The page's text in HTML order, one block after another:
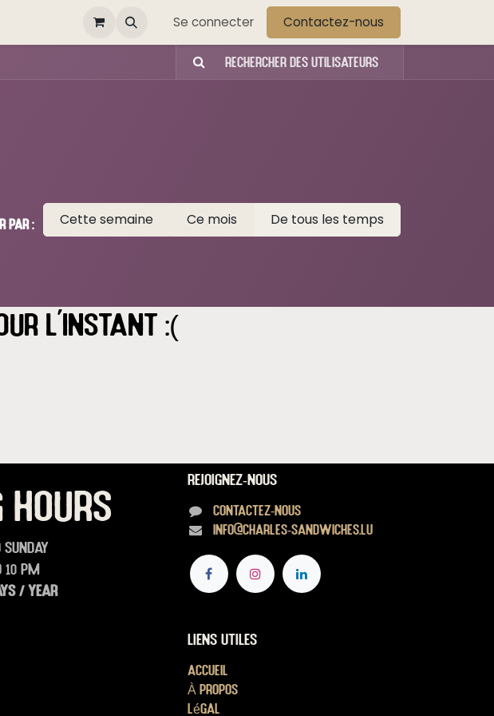
Postes Se connecter Contactez-nous
par : Cette semaine Ce mois De tous les temps
l'instant :(
Rejoignez-nous
Contactez-nous
info@charles-sandwiches.lu
Liens utiles
Accueil
À propos
Légal
HOURS
10 pm
/ YEAR